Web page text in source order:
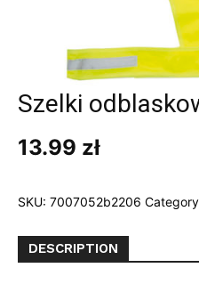
Szelki
13.99 zł
SKU: 7007052b2206
DESCRIPTION